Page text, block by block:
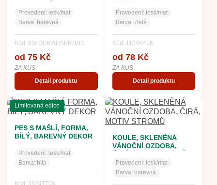
Provedení: lesk/mat
Barva: barevná
Kód: 03FORMADSPR/101
od 75 Kč
ZA KUS
Detail produktu
Provedení: lesk/mat
Barva: zlatá
Kód: 1124K416
od 78 Kč
ZA KUS
Detail produktu
Limitovaná edice
PES S MAŠLÍ, FORMA,
BÍLÝ, BAREVNÝ DEKOR
Provedení: lesk/mat
Barva: bílá
Kód: 3824TT08
KOULE, SKLENĚNÁ
VÁNOČNÍ OZDOBA,
Provedení: lesk/mat
Barva: barevná